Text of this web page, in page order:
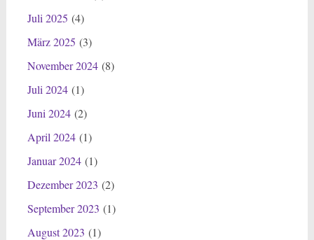
Juli 2025 (4)
März 2025 (3)
November 2024(8)
Juli 2024(1)
Juni 2024(2)
April 2024(1)
Januar 2024(1)
Dezember 2023 (2)
September 2023 (1)
August 2023 (1)